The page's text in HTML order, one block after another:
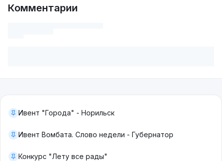
Комментарии
Ивент "Города" - Норильск
Ивент Вомбата. Слово недели - Губернатор
Конкурс "Лету все рады"